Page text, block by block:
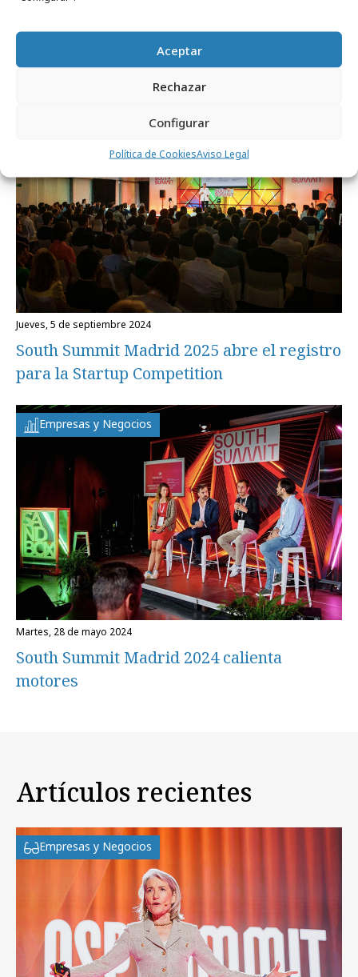
Aceptar
Rechazar
Configurar
Política de CookiesAviso Legal
Empresas y Negocios
jueves, 5 de septiembre 2024
South Summit Madrid 2025 abre el registro
para la Startup Competition
Empresas y Negocios
martes, 28 de mayo 2024
South Summit Madrid 2024 calienta
motores
Artículos recientes
Empresas y Negocios